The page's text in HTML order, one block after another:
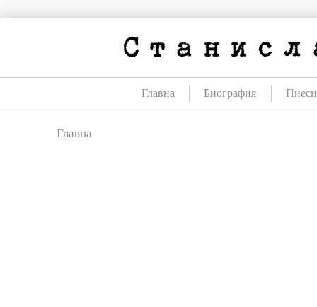
Главна Биография Пиеси
Главна